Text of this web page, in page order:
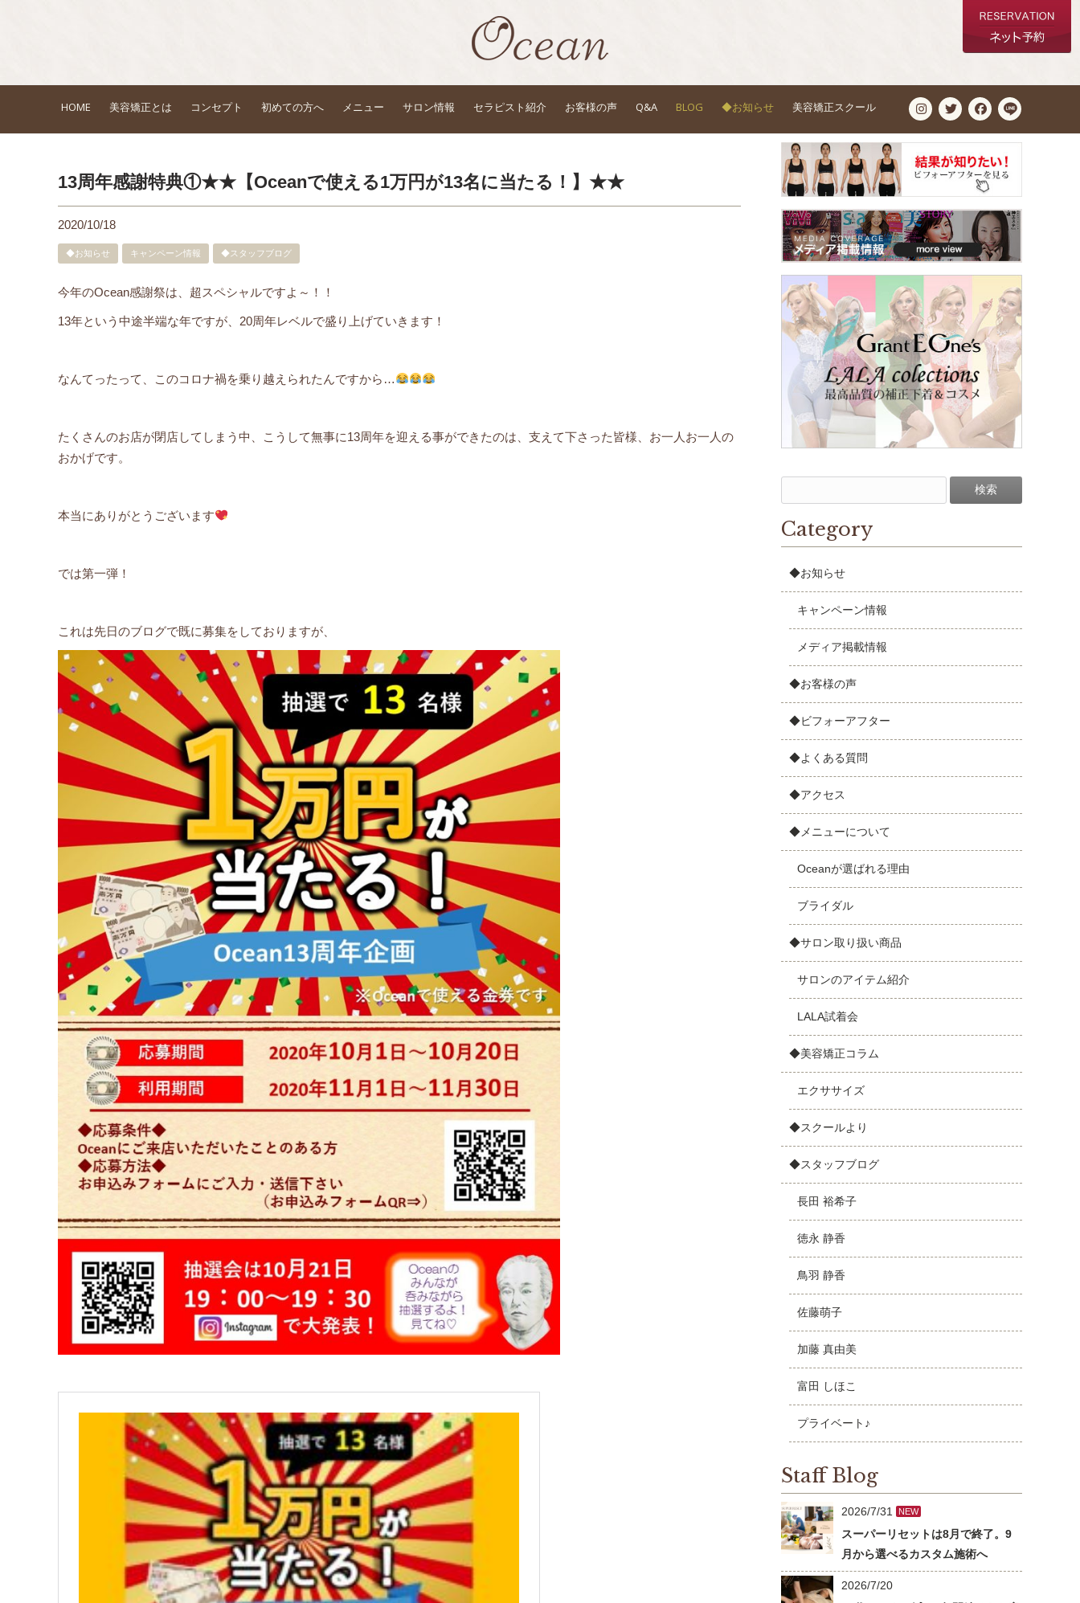
HOME 美容矯正とは コンセプト 初めての方へ メニュー サロン情報 セラピスト紹介 お客様の声 Q&A BLOG ◆お知らせ 美容矯正スクール
13周年感謝特典①★★【Oceanで使える1万円が13名に当たる！】★★
2020/10/18
◆お知らせ キャンペーン情報 ◆スタッフブログ
今年のOcean感謝祭は、超スペシャルですよ～！！
13年という中途半端な年ですが、20周年レベルで盛り上げていきます！
なんてったって、このコロナ禍を乗り越えられたんですから…
たくさんのお店が閉店してしまう中、こうして無事に13周年を迎える事ができたのは、支えて下さった皆様、お一人お一人の
おかげです。
本当にありがとうございます
では第一弾！
これは先日のブログで既に募集をしておりますが、
Category
◆お知らせ
キャンペーン情報
メディア掲載情報
◆お客様の声
◆ビフォーアフター
◆よくある質問
◆アクセス
◆メニューについて
Oceanが選ばれる理由
ブライダル
◆サロン取り扱い商品
サロンのアイテム紹介
LALA試着会
◆美容矯正コラム
エクササイズ
◆スクールより
◆スタッフブログ
長田 裕希子
徳永 静香
鳥羽 静香
佐藤萌子
加藤 真由美
富田 しほこ
プライベート♪
Staff Blog
2026/7/31 NEW
スーパーリセットは8月で終了。9
月から選べるカスタム施術へ
2026/7/20